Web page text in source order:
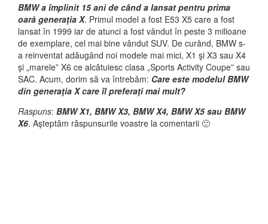
BMW a împlinit 15 ani de când a lansat pentru prima
oară generaţia X. Primul model a fost E53 X5 care a fost
lansat în 1999 iar de atunci a fost vândut în peste 3 milioane
de exemplare, cel mai bine vândut SUV. De curând, BMW s-
a reinventat adăugând noi modele mai mici, X1 şi X3 sau X4
şi „marele” X6 ce alcătuiesc clasa „Sports Activity Coupe” sau
SAC. Acum, dorim să va întrebăm: Care este modelul BMW
din generaţia X care îl preferaţi mai mult?
Raspuns: BMW X1, BMW X3, BMW X4, BMW X5 sau BMW
X6. Aşteptăm răspunsurile voastre la comentarii 🙂